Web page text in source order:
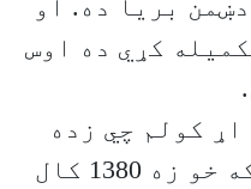
بریا ده. او
کړي ده اوس
کولم چي زده
کړي ته دوام ورکړم ځکه خو زه 1380 کال